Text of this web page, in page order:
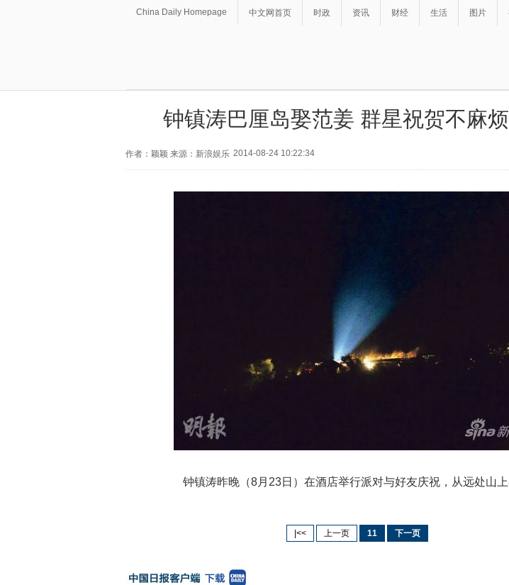
China Daily Homepage 中文网首页 时政 资讯 财经 生活 图片
钟镇涛巴厘岛娶范姜 群星祝贺不麻
作者：颖颖 来源：新浪娱乐 2014-08-24 10:22:34
钟镇涛昨晚（8月23日）在酒店举行派对与好友庆祝，从远处山上
|<< 上一页 11 下一页